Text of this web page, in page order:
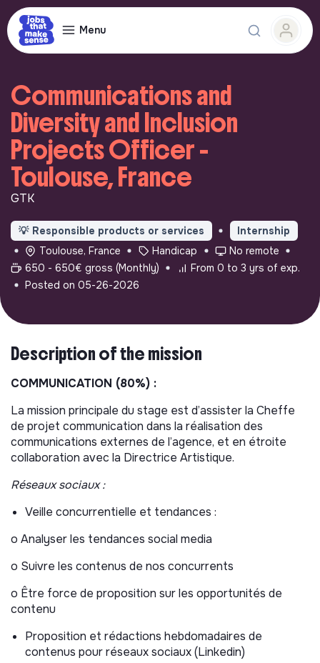
Menu
Communications and
Diversity and Inclusion
Projects Officer -
Toulouse, France
GTK
💡 Responsible products or services
Internship
Toulouse, France
Handicap
No remote
650 - 650€ gross (Monthly)
From 0 to 3 yrs of exp.
Posted on 05-26-2026
Description of the mission
COMMUNICATION (80%) :
La mission principale du stage est d’assister la Cheffe
de projet communication dans la réalisation des
communications externes de l’agence, et en étroite
collaboration avec la Directrice Artistique.
Réseaux sociaux :
Veille concurrentielle et tendances :
o Analyser les tendances social media
o Suivre les contenus de nos concurrents
o Être force de proposition sur les opportunités de
contenu
Proposition et rédactions hebdomadaires de
contenus pour réseaux sociaux (Linkedin)